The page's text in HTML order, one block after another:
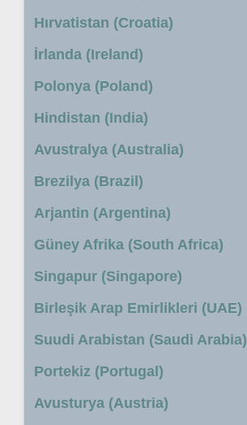
Hırvatistan (Croatia)
İrlanda (Ireland)
Polonya (Poland)
Hindistan (India)
Avustralya (Australia)
Brezilya (Brazil)
Arjantin (Argentina)
Güney Afrika (South Africa)
Singapur (Singapore)
Birleşik Arap Emirlikleri (UAE)
Suudi Arabistan (Saudi Arabia)
Portekiz (Portugal)
Avusturya (Austria)